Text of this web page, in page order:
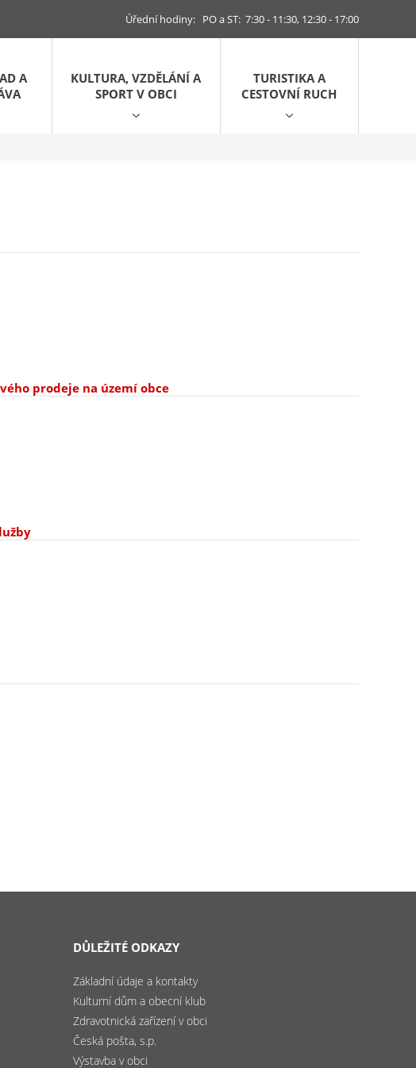
Úřední hodiny: PO a ST: 7:30 - 11:30, 12:30 - 17:00
A
KULTURA, VZDĚLÁNÍ A
SPORT V OBCI
TURISTIKA A
CESTOVNÍ RUCH
prodeje na území obce
DŮLEŽITÉ ODKAZY
Základní údaje a kontakty
Kulturní dům a obecní klub
Zdravotnická zařízení v obci
Česká pošta, s.p.
Výstavba v obci